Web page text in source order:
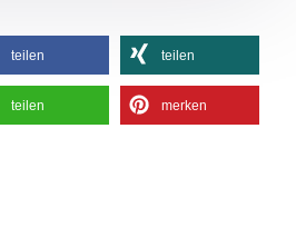
teilen teilen
teilen merken